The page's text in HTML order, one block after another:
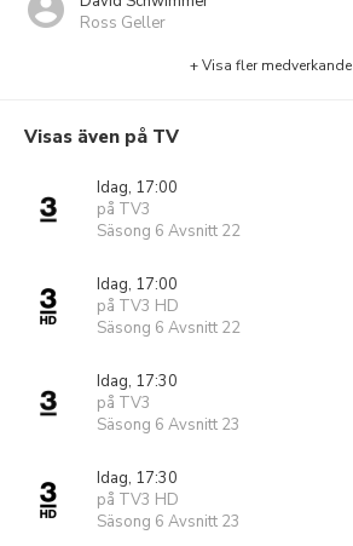
Ross Geller
+ Visa fler medverkande
Visas även på TV
Idag, 17:00
på TV3
Säsong 6 Avsnitt 22
Idag, 17:00
på TV3 HD
Säsong 6 Avsnitt 22
Idag, 17:30
på TV3
Säsong 6 Avsnitt 23
Idag, 17:30
på TV3 HD
Säsong 6 Avsnitt 23